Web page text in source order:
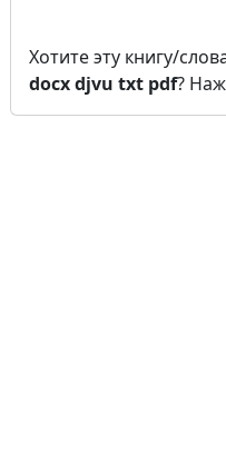
Хотите эту книгу/
docxdjvu txt pdf?